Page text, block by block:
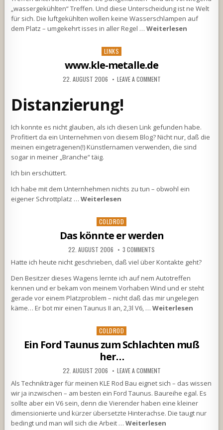
„wassergekühlten“ Treffen. Und diese Unterscheidung ist ne Welt
für sich. Die luftgekühlten wollen keine Wasserschlampen auf
dem Platz – umgekehrt isses in aller Regel …Weiterlesen
Posted
LINKS
www.kle-metalle.de
22. AUGUST 2006 LEAVE A COMMENT
Distanzierung!
Ich konnte es nicht glauben, als ich diesen Link gefunden habe.
Profitiert da ein Unternehmen von diesem Blog? Nicht nur, daß die
meinen eingetragenen(!) Künstlernamen verwenden, die sind
sogar in meiner „Branche“ täig.
Ich bin erschüttert.
Ich habe mit dem Unternhehmen nichts zu tun – obwohl ein
eigener Schrottplatz …Weiterlesen
Posted
COLDROD
Das könnte er werden
22. AUGUST 2006 3 COMMENTS
Hatte ich heute nicht geschrieben, daß viel über Kontakte geht?
Den Besitzer dieses Wagens lernte ich auf nem Autotreffen
kennen und er bekam von meinem Vorhaben Wind und er steht
gerade vor einem Platzproblem – nicht daß das mir ungelegen
käme… Er bot mir einen Taunus II an, 2,3l V6, …Weiterlesen
Posted
COLDROD
Ein Ford Taunus zum Schlachten muß
her…
22. AUGUST 2006 LEAVE A COMMENT
Als Technikträger für meinen KLE Rod Bau eignet sich – das wissen
wir ja inzwischen – am besten ein Ford Taunus. Baureihe egal. Es
sollte aber ein V6 sein, denn die Vierender haben eine kleiner
dimensionierte und kürzer übersetzte Hinterachse. Die taugt nur
bedingt und man will sich die Arbeit …Weiterlesen